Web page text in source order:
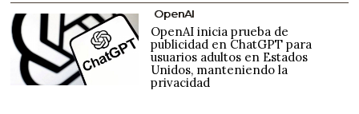
OpenAI
OpenAI inicia prueba de
publicidad en ChatGPT para
usuarios adultos en Estados
Unidos, manteniendo la
privacidad